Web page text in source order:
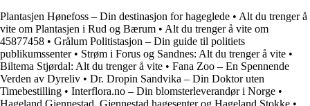
Plantasjen Hønefoss – Din destinasjon for hageglede • Alt du trenger å
vite om Plantasjen i Rud og Bærum • Alt du trenger å vite om
45877458 • Grålum Politistasjon – Din guide til politiets
publikumssenter• Strøm i Forus og Sandnes: Alt du trenger å vite •
Biltema Stjørdal: Alt du trenger å vite • Fana Zoo – En Spennende
Verden av Dyreliv • Dr. Dropin Sandvika – Din Doktor uten
Timebestilling • Interflora.no – Din blomsterleverandør i Norge •